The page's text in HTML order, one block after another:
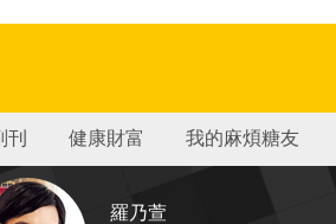
刊 健康財富 我的麻煩糖友
羅乃萱